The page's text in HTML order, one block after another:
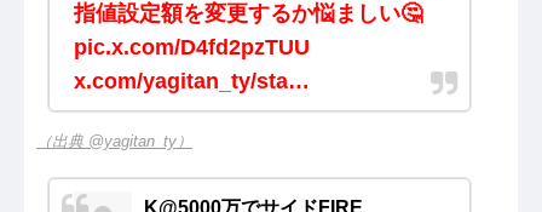
指値設定額を変更するか悩ましい🤔
pic.x.com/D4fd2pzTUU
x.com/yagitan_ty/sta…
（出典 @yagitan_ty）